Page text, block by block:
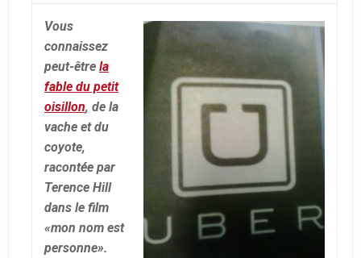
Vous
connaissez
peut-être la
fable du petit
oisillon, de la
vache et du
coyote,
racontée par
Terence Hill
dans le film
«mon nom est
personne».